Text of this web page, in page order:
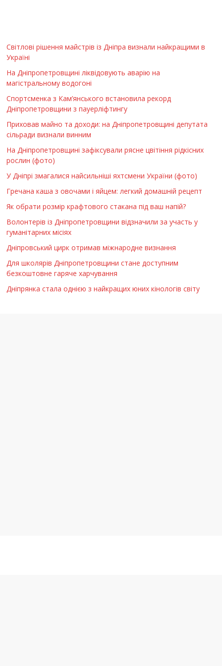
Світлові рішення майстрів із Дніпра визнали найкращими в
Україні
На Дніпропетровщині ліквідовують аварію на
магістральному водогоні
Спортсменка з Кам’янського встановила рекорд
Дніпропетровщини з пауерліфтингу
Приховав майно та доходи: на Дніпропетровщині депутата
сільради визнали винним
На Дніпропетровщині зафіксували рясне цвітіння рідкісних
рослин (фото)
У Дніпрі змагалися найсильніші яхтсмени України (фото)
Гречана каша з овочами і яйцем: легкий домашній рецепт
Як обрати розмір крафтового стакана під ваш напій?
Волонтерів із Дніпропетровщини відзначили за участь у
гуманітарних місіях
Дніпровський цирк отримав міжнародне визнання
Для школярів Дніпропетровщини стане доступним
безкоштовне гаряче харчування
Дніпрянка стала однією з найкращих юних кінологів світу